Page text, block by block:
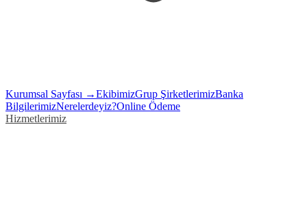
Kurumsal Sayfası →EkibimizGrup ŞirketlerimizBanka
BilgilerimizNerelerdeyiz?Online Ödeme
Hizmetlerimiz